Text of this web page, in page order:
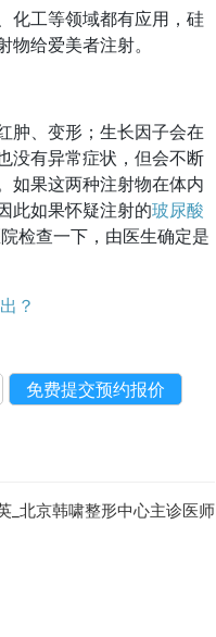
化工等领域都有应用，硅
给爱美者注射。
肿、变形；生长因子会在
没有异常症状，但会不断
如果这两种注射物在体内
此如果怀疑注射的玻尿酸
检查一下，由医生确定是
？
_北京韩啸整形中心主诊医师